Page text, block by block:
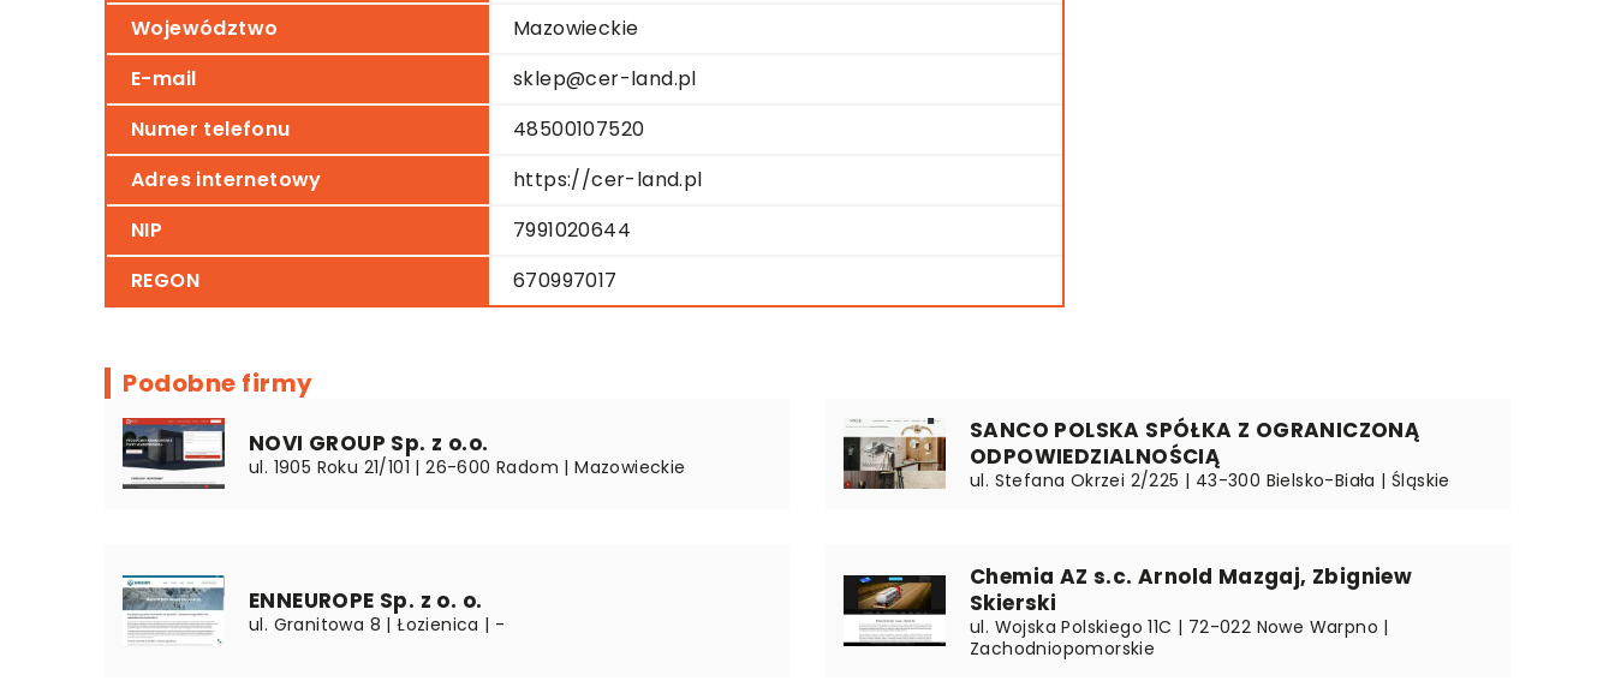
Województwo
Mazowieckie
E-mail
sklep@cer-land.pl
Numer telefonu
48500107520
Adres internetowy
https://cer-land.pl
NIP
7991020644
REGON
670997017
Podobne firmy
NOVI GROUP Sp. z o.o.
ul. 1905 Roku 21/101 | 26-600 Radom | Mazowieckie
SANCO POLSKA SPÓŁKA Z OGRANICZONĄ
ODPOWIEDZIALNOŚCIĄ
ul. Stefana Okrzei 2/225 | 43-300 Bielsko-Biała | Śląskie
ENNEUROPE Sp. z o. o.
ul. Granitowa 8 | Łozienica | -
Chemia AZ s.c. Arnold Mazgaj, Zbigniew
Skierski
ul. Wojska Polskiego 11C | 72-022 Nowe Warpno |
Zachodniopomorskie